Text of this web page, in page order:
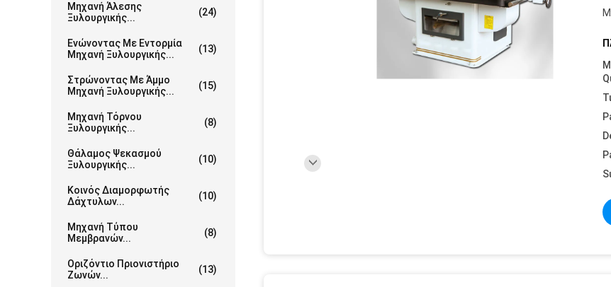
Μηχανή Άλεσης
Ξυλουργικής...
(24)
Ενώνοντας Με Εντορμία
Μηχανή Ξυλουργικής...
(13)
Στρώνοντας Με Άμμο
Μηχανή Ξυλουργικής...
(15)
Μηχανή Τόρνου
Ξυλουργικής...
(8)
Θάλαμος Ψεκασμού
Ξυλουργικής...
(10)
Κοινός Διαμορφωτής
Δάχτυλων...
(10)
Μηχανή Τύπου
Μεμβρανών...
(8)
Οριζόντιο Πριονιστήριο
Ζωνών...
(13)